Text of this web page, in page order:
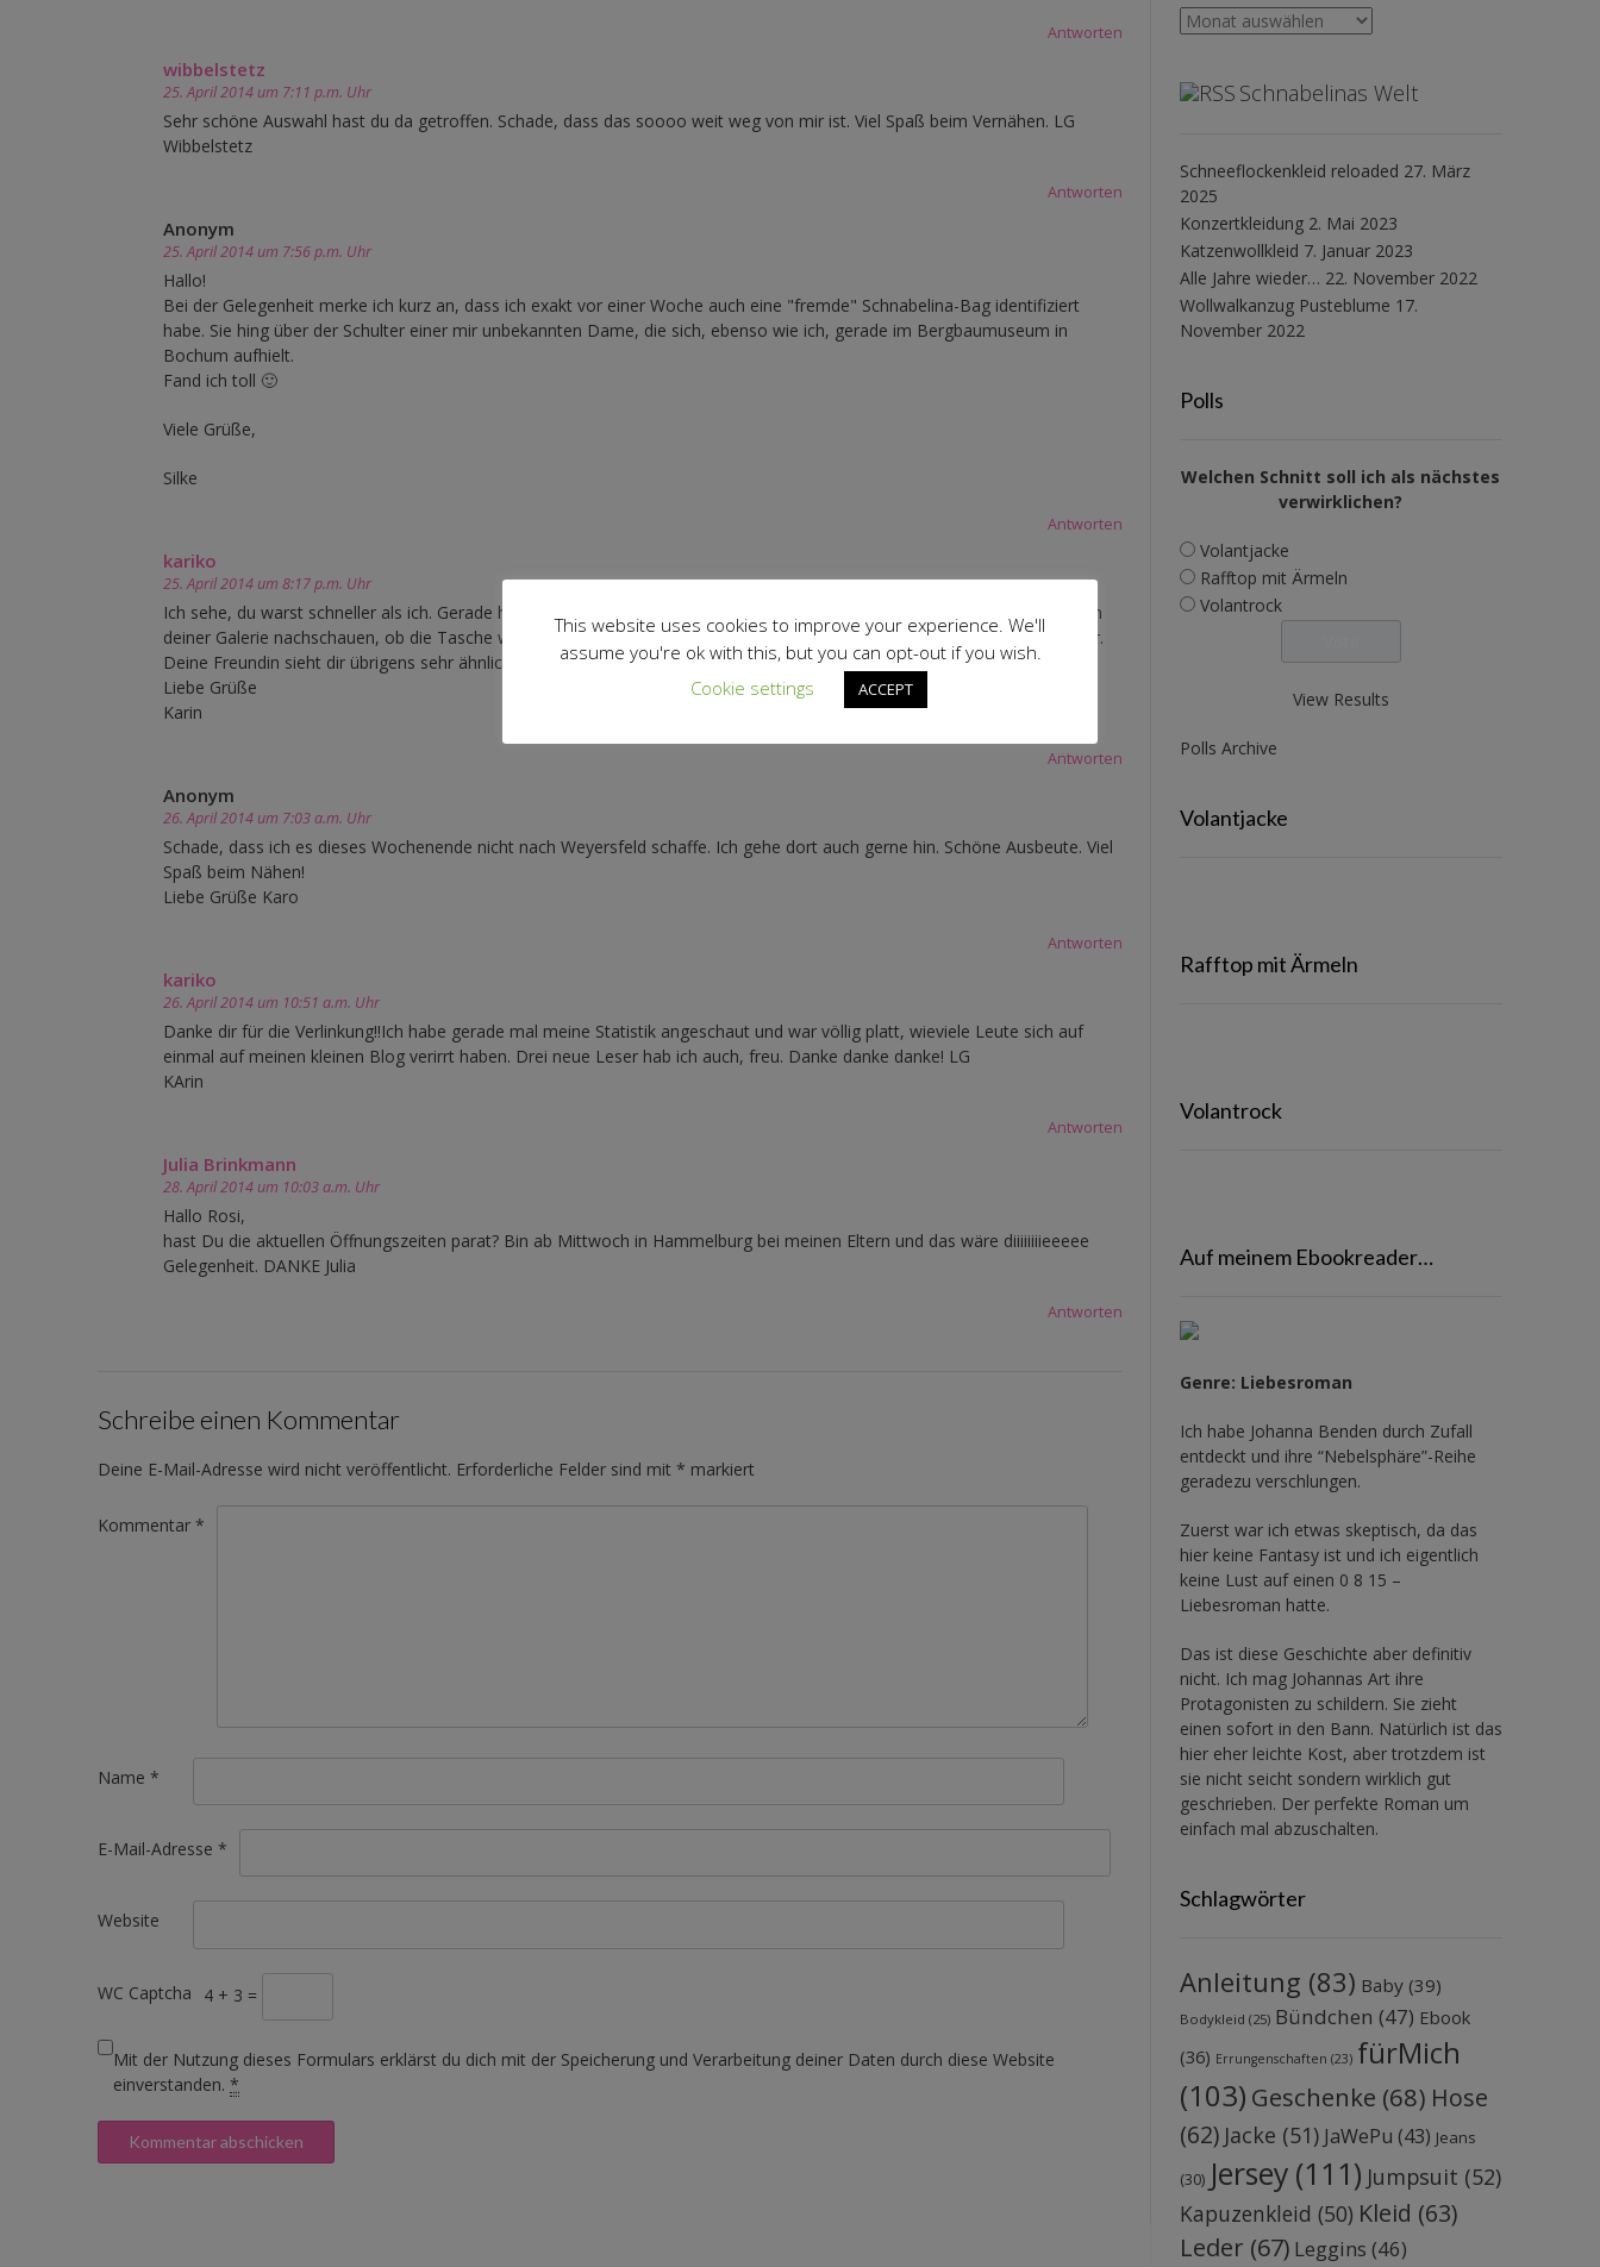
Antworten
wibbelstetz
25. April 2014 um 7:11 p.m. Uhr
Sehr schöne Auswahl hast du da getroffen. Schade, dass das soooo weit weg von mir ist. Viel Spaß beim Vernähen. LG
Wibbelstetz
Antworten
Anonym
25. April 2014 um 7:56 p.m. Uhr
Hallo!
Bei der Gelegenheit merke ich kurz an, dass ich exakt vor einer Woche auch eine "fremde" Schnabelina-Bag identifiziert
habe. Sie hing über der Schulter einer mir unbekannten Dame, die sich, ebenso wie ich, gerade im Bergbaumuseum in
Bochum aufhielt.
Fand ich toll 🙂
Viele Grüße,
Silke
Antworten
kariko
25. April 2014 um 8:17 p.m. Uhr
Ich sehe, du warst schneller als ich. Gerade hab ich auch einen Bericht über Weyersfeld geschrieben und wollte jetzt mal in
deiner Galerie nachschauen, ob die Tasche wirklich dir gehört. Sowohl du als auch die Tasche kamen mir sehr bekannt vor.
Deine Freundin sieht dir übrigens sehr ähnlich, ich dachte, es wäre deine Schwester.
Liebe Grüße
Karin
Antworten
Anonym
26. April 2014 um 7:03 a.m. Uhr
Schade, dass ich es dieses Wochenende nicht nach Weyersfeld schaffe. Ich gehe dort auch gerne hin. Schöne Ausbeute. Viel
Spaß beim Nähen!
Liebe Grüße Karo
Antworten
kariko
26. April 2014 um 10:51 a.m. Uhr
Danke dir für die Verlinkung!!Ich habe gerade mal meine Statistik angeschaut und war völlig platt, wieviele Leute sich auf
einmal auf meinen kleinen Blog verirrt haben. Drei neue Leser hab ich auch, freu. Danke danke danke! LG
KArin
Antworten
Julia Brinkmann
28. April 2014 um 10:03 a.m. Uhr
Hallo Rosi,
hast Du die aktuellen Öffnungszeiten parat? Bin ab Mittwoch in Hammelburg bei meinen Eltern und das wäre diiiiiiiieeeee
Gelegenheit. DANKE Julia
Antworten
Schreibe einen Kommentar
Deine E-Mail-Adresse wird nicht veröffentlicht. Erforderliche Felder sind mit * markiert
Kommentar *
Name *
E-Mail-Adresse *
Website
WC Captcha 4 + 3 =
Mit der Nutzung dieses Formulars erklärst du dich mit der Speicherung und Verarbeitung deiner Daten durch diese Website
einverstanden. *
Archiv
Schnabelinas Welt
Schneeflockenkleid reloaded 27. März
2025
Konzertkleidung 2. Mai 2023
Katzenwollkleid 7. Januar 2023
Alle Jahre wieder… 22. November 2022
Wollwalkanzug Pusteblume 17.
November 2022
Polls
Welchen Schnitt soll ich als nächstes
verwirklichen?
Volantjacke
Rafftop mit Ärmeln
Volantrock
View Results
Polls Archive
Volantjacke
Rafftop mit Ärmeln
Volantrock
Auf meinem Ebookreader…
Genre: Liebesroman
Ich habe Johanna Benden durch Zufall
entdeckt und ihre “Nebelsphäre”-Reihe
geradezu verschlungen.
Zuerst war ich etwas skeptisch, da das
hier keine Fantasy ist und ich eigentlich
keine Lust auf einen 0 8 15 –
Liebesroman hatte.
Das ist diese Geschichte aber definitiv
nicht. Ich mag Johannas Art ihre
Protagonisten zu schildern. Sie zieht
einen sofort in den Bann. Natürlich ist das
hier eher leichte Kost, aber trotzdem ist
sie nicht seicht sondern wirklich gut
geschrieben. Der perfekte Roman um
einfach mal abzuschalten.
Schlagwörter
Anleitung (83) Baby(39)
Bodykleid (25) Bündchen (47) Ebook
(36) Errungenschaften (23) fürMich
(103) Geschenke (68) Hose
(62) Jacke (51) JaWePu (43) Jeans
(30) Jersey(111) Jumpsuit (52)
Kapuzenkleid (50) Kleid (63)
Leder (67) Leggins (46)
This website uses cookies to improve your experience. We'll
assume you're ok with this, but you can opt-out if you wish.
Cookie settings
ACCEPT